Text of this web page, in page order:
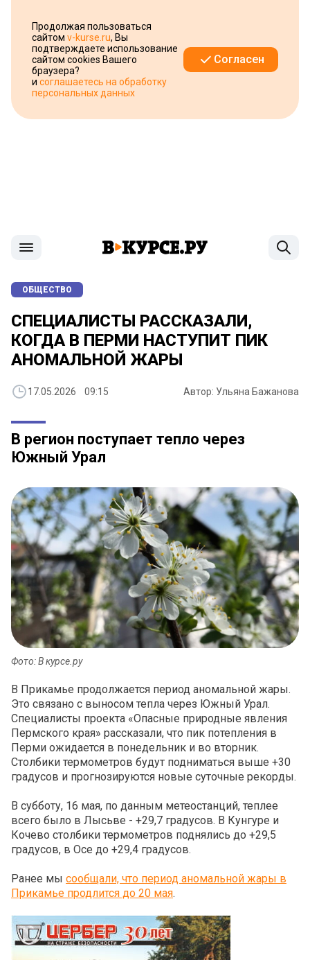
Продолжая пользоваться
сайтом v-kurse.ru, Вы
подтверждаете использование
сайтом cookies Вашего
браузера?
и соглашаетесь на обработку
персональных данных
Согласен
ОБЩЕСТВО
СПЕЦИАЛИСТЫ РАССКАЗАЛИ,
КОГДА В ПЕРМИ НАСТУПИТ ПИК
АНОМАЛЬНОЙ ЖАРЫ
17.05.2026 09:15 Автор: Ульяна Бажанова
В регион поступает тепло через
Южный Урал
Фото: В курсе.ру
В Прикамье продолжается период аномальной жары.
Это связано с выносом тепла через Южный Урал.
Специалисты проекта «Опасные природные явления
Пермского края» рассказали, что пик потепления в
Перми ожидается в понедельник и во вторник.
Столбики термометров будут подниматься выше +30
градусов и прогнозируются новые суточные рекорды.
В субботу, 16 мая, по данным метеостанций, теплее
всего было в Лысьве - +29,7 градусов. В Кунгуре и
Кочево столбики термометров поднялись до +29,5
градусов, в Осе до +29,4 градусов.
Ранее мы сообщали, что период аномальной жары в
Прикамье продлится до 20 мая.